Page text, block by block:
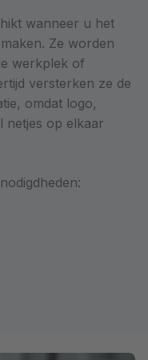
wanneer u het
Ze worden
werkplek of
versterken ze de
omdat logo,
netjes op elkaar